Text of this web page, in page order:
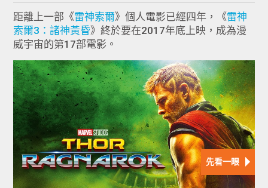
距離上一部《雷神索爾》個人電影已經四年，《雷神
索爾3：諸神黃昏》終於要在2017年底上映，成為漫
威宇宙的第17部電影。